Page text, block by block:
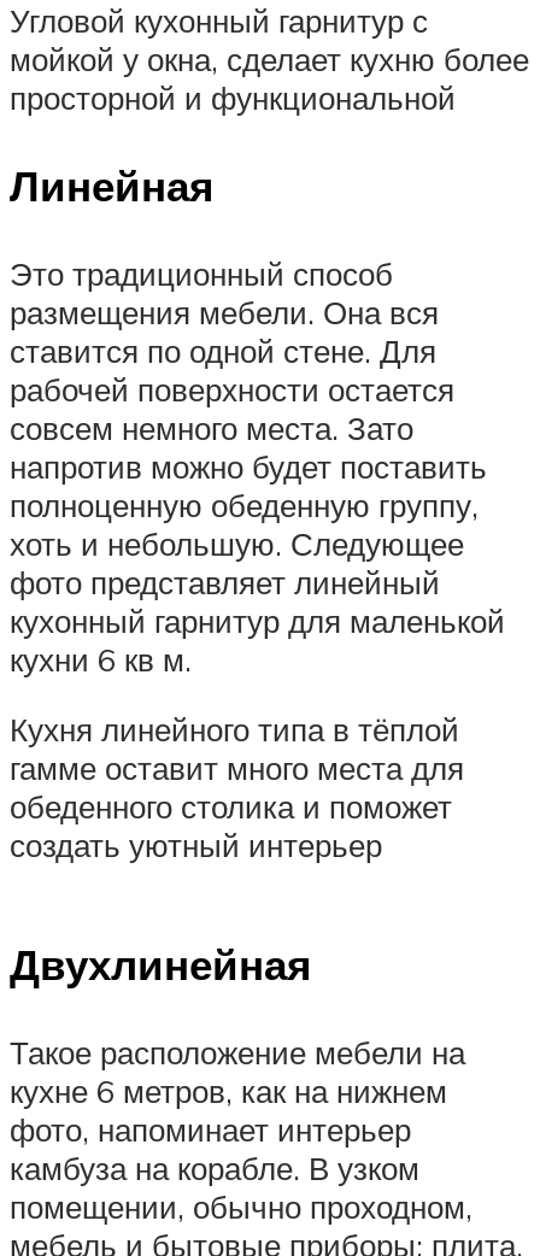
Угловой кухонный гарнитур с
мойкой у окна, сделает кухню более
просторной и функциональной
Линейная
Это традиционный способ
размещения мебели. Она вся
ставится по одной стене. Для
рабочей поверхности остается
совсем немного места. Зато
напротив можно будет поставить
полноценную обеденную группу,
хоть и небольшую. Следующее
фото представляет линейный
кухонный гарнитур для маленькой
кухни 6 кв м.
Кухня линейного типа в тёплой
гамме оставит много места для
обеденного столика и поможет
создать уютный интерьер
Двухлинейная
Такое расположение мебели на
кухне 6 метров, как на нижнем
фото, напоминает интерьер
камбуза на корабле. В узком
помещении, обычно проходном,
мебель и бытовые приборы: плита,